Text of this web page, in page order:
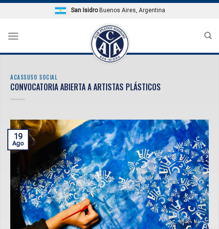
Skip
San IsidroBuenos Aires, Argentina
ACASSUSO SOCIAL
CONVOCATORIA ABIERTA A ARTISTAS PLÁSTICOS
19
Ago